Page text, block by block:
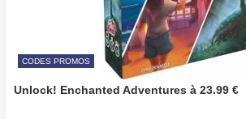
CODES PROMOS
Unlock! Enchanted Adventures à 23.99 €